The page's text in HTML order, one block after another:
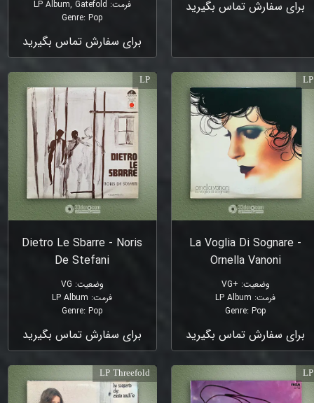
برای سفارش تماس بگیرید
فرمت:
LP Album, Gatefold
Genre: Pop
برای سفارش تماس بگیرید
La Voglia Di Sognare -
Ornella Vanoni
وضعیت:
+VG
فرمت:
LP Album
Genre: Pop
برای سفارش تماس بگیرید
LP
Dietro Le Sbarre - Noris
De Stefani
وضعیت:
VG
فرمت:
LP Album
Genre: Pop
برای سفارش تماس بگیرید
LP
LP
LP Threefold